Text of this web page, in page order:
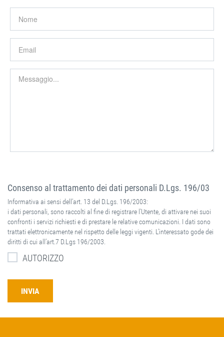
Consenso al trattamento dei dati personali D.Lgs. 196/03
Informativa ai sensi dell’art. 13 del D.Lgs. 196/2003:
i dati personali, sono raccolti al fine di registrare l’Utente, di attivare nei suoi
confronti i servizi richiesti e di prestare le relative comunicazioni. I dati sono
trattati elettronicamente nel rispetto delle leggi vigenti. L’interessato gode dei
diritti di cui all’art.7 D.Lgs 196/2003.
AUTORIZZO